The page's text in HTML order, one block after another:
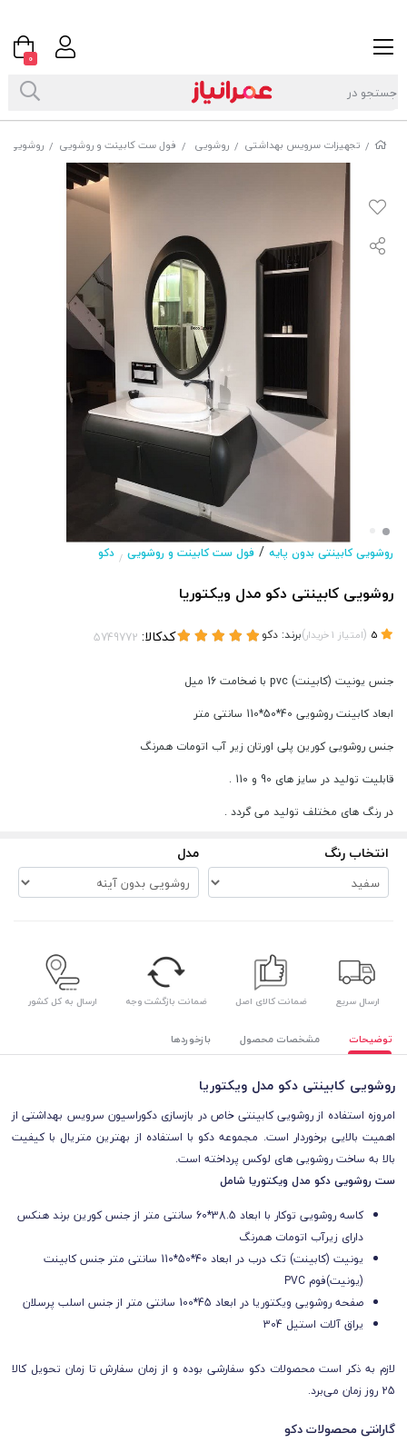
/ تجهیزات سرویس بهداشتی / روشویی / فول ست کابینت و روشویی / روشویی
روشویی کابینتی بدون پایه / فول ست کابینت و روشویی / دکو
روشویی کابینتی دکو مدل ویکتوریا
(امتیاز 1خریدار)برند: دکو کدکالا:
جنس یونیت (کابینت) pvc با ضخامت 16 میل
ابعاد کابینت روشویی 40*50*110 سانتی متر
جنس روشویی کورین پلی اورتان زیر آب اتومات همرنگ
قابلیت تولید در سایز های 90 و 110 .
در رنگ های مختلف تولید می گردد .
انتخاب رنگ مدل
ارسال سریع ضمانت کالای اصل ضمانت بازگشت وجه ارسال به کل کشور
توضیحات مشخصات محصول بازخوردها
روشویی کابینتی دکو مدل ویکتوریا
امروزه استفاده از روشویی کابینتی خاص در بازسازی دکوراسیون سرویس بهداشتی از
اهمیت بالایی برخوردار است. مجموعه دکو با استفاده از بهترین متریال با کیفیت
بالا به ساخت روشویی های لوکس پرداخته است.
ست روشویی دکو مدل ویکتوریا شامل
کاسه روشویی توکار با ابعاد 38.5*60 سانتی متر از جنس کورین برند هنکس
دارای زیرآب اتومات همرنگ
یونیت (کابینت) تک درب در ابعاد 40*50*110 سانتی متر جنس کابینت
(یونیت)فوم PVC
صفحه روشویی ویکتوریا در ابعاد 45*100 سانتی متر از جنس اسلب پرسلان
یراق آلات استیل 304
لازم به ذکر است محصولات دکو سفارشی بوده و از زمان سفارش تا زمان تحویل کالا
25 روز زمان می‌برد.
گارانتی محصولات دکو
0